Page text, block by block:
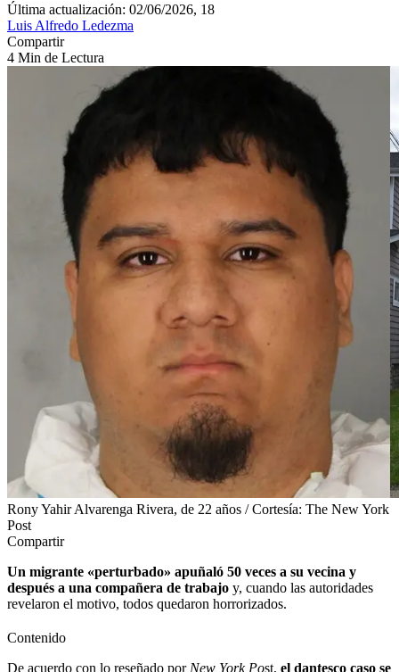
Última actualización: 02/06/2026, 18
Luis Alfredo Ledezma
Compartir
4 Min de Lectura
Rony Yahir Alvarenga Rivera, de 22 años / Cortesía: The New York
Post
Compartir
Un migrante «perturbado» apuñaló 50 veces a su vecina y
después a una compañera de trabajo y, cuando las autoridades
revelaron el motivo, todos quedaron horrorizados.
Contenido
De acuerdo con lo reseñado por New York Post, el dantesco caso se